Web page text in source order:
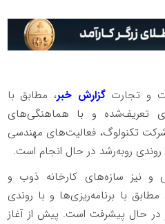
و تجارت گزارش خبر، مطابق با
تعریف‌شده و با هماهنگی‌های
تکنولوگ، فعالیت‌های مهندسی
روندی رو‌به‌رشد در حال انجام است.
و نیز سازه‌های کارخانه ذوب و
با برنامه‌ریزی‌ها و با روندی
در حال پیشرفت است. پیش از آغاز